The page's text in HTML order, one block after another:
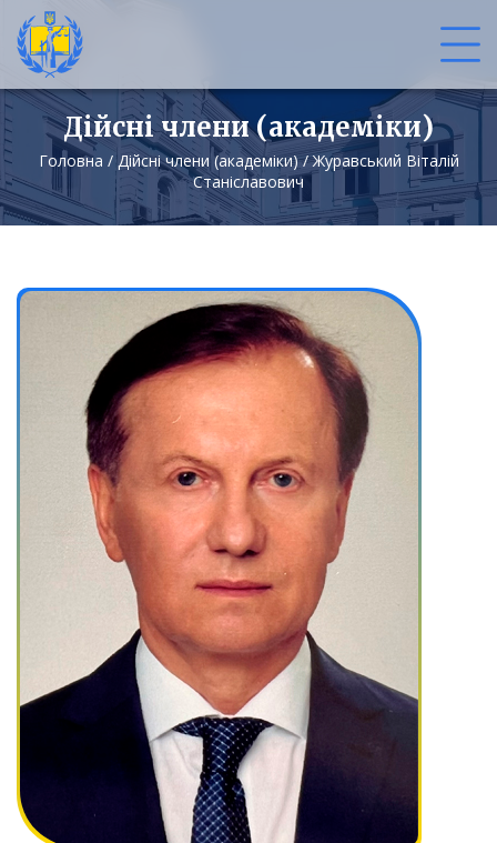
Дійсні члени (академіки)
Головна / Дійсні члени (академіки)/Журавський Віталій
Станіславович